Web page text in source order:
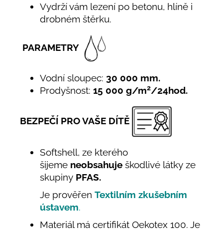
Vydrží vám lezení po betonu, hlíně i
drobném štěrku.
PARAMETRY
Vodní sloupec: 30 000 mm.
Prodyšnost: 15 000 g/m2/24hod.
BEZPEČÍ PRO VAŠE DÍTĚ
Softshell, ze kterého
šijeme neobsahuje škodlivé látky ze
skupiny PFAS.
Je prověřen Textilním zkušebním
ústavem.
Materiál má certifikát Oekotex 100. Je